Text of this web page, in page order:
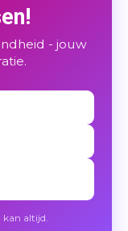
- jouw
kan altijd.